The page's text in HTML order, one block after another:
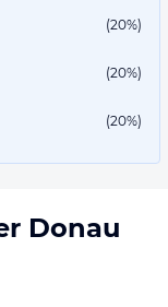
(20%)
(20%)
(20%)
Donau